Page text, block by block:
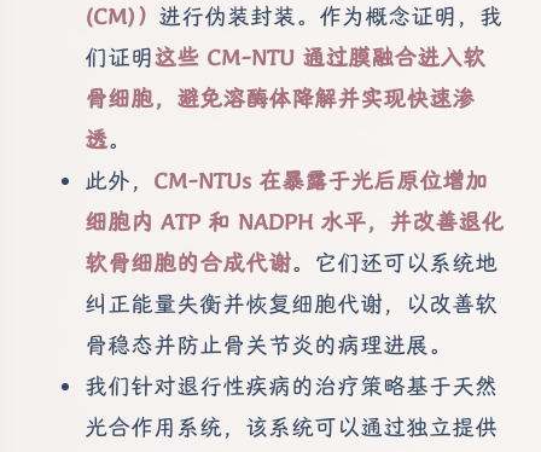
(CM)） 进行伪装封装。作为概念证明，我
们证明这些 CM-NTU 通过膜融合进入软
骨细胞，避免溶酶体降解并实现快速渗
透。
此外， CM-NTUs 在暴露于光后原位增加
细胞内 ATP 和 NADPH 水平，并改善退化
软骨细胞的合成代谢。它们还可以系统地
纠正能量失衡并恢复细胞代谢，以改善软
骨稳态并防止骨关节炎的病理进展。
我们针对退行性疾病的治疗策略基于天然
光合作用系统，该系统可以通过独立提供